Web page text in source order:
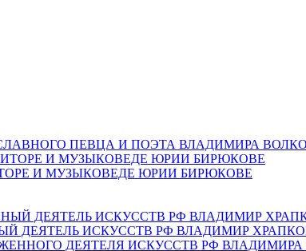
ПЕВЦА И ПОЭТА ВЛАДИМИРА
И МУЗЫКОВЕДЕ ЮРИИ БИРЮКОВЕ
ДЕЯТЕЛЬ ИСКУССТВ РФ ВЛАДИМИР